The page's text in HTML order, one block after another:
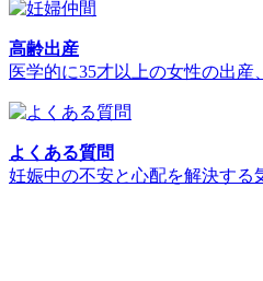
高齢出産
医学的に35才以上の女性の出
よくある質問
妊娠中の不安と心配を解決する